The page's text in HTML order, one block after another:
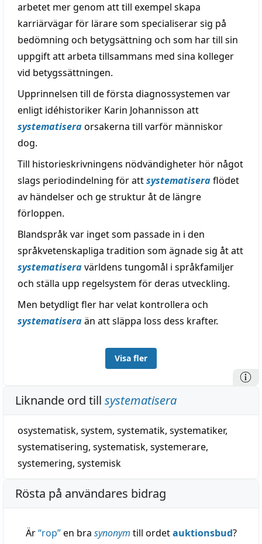
arbetet mer genom att till exempel skapa
karriärvägar för lärare som specialiserar sig på
bedömning och betygsättning och som har till sin
uppgift att arbeta tillsammans med sina kolleger
vid betygssättningen.
Upprinnelsen till de första diagnossystemen var
enligt idéhistoriker Karin Johannisson att
systematiseraorsakerna till varför människor
dog.
Till historieskrivningens nödvändigheter hör något
slags periodindelning för attsystematiseraflödet
av händelser och ge struktur åt de längre
förloppen.
Blandspråk var inget som passade in i den
språkvetenskapliga tradition som ägnade sig åt att
systematiseravärldens tungomål i språkfamiljer
och ställa upp regelsystem för deras utveckling.
Men betydligt fler har velat kontrollera och
systematiseraän att släppa loss dess krafter.
Visa fler
Liknande ord till systematisera
osystematisk, system, systematik, systematiker,
systematisering, systematisk, systemerare,
systemering, systemisk
Rösta på användares bidrag
Är“rop”en bra synonym till ordetauktionsbud?